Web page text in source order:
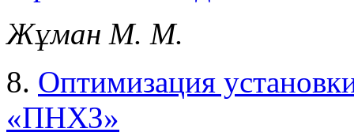
Жұман М. М.
8. Оптимизация
«ПНХЗ»